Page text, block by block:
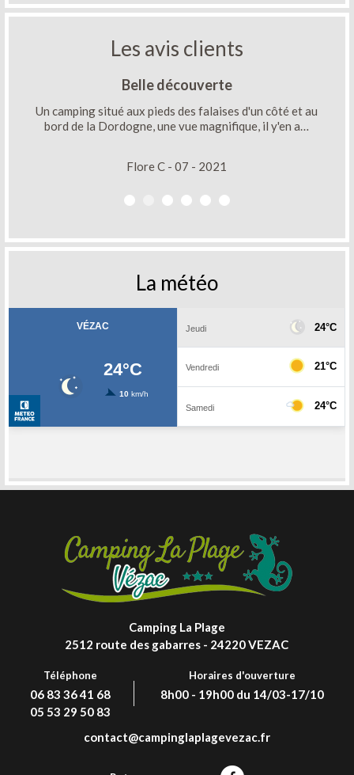
Les avis clients
Belle découverte
Un camping situé aux pieds des falaises d'un côté et au
bord de la Dordogne, une vue magnifique, il y'en a…
Flore C - 07 - 2021
La météo
Camping La Plage
2512 route des gabarres - 24220 VEZAC
Téléphone
06 83 36 41 68
05 53 29 50 83
Horaires d'ouverture
8h00 - 19h00 du 14/03-17/10
contact@campinglaplagevezac.fr